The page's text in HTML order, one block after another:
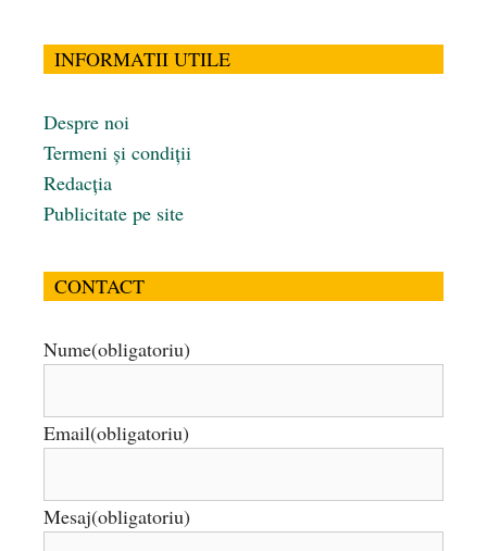
INFORMATII UTILE
Despre noi
Termeni și condiții
Redacția
Publicitate pe site
CONTACT
Nume(obligatoriu)
Email(obligatoriu)
Mesaj(obligatoriu)